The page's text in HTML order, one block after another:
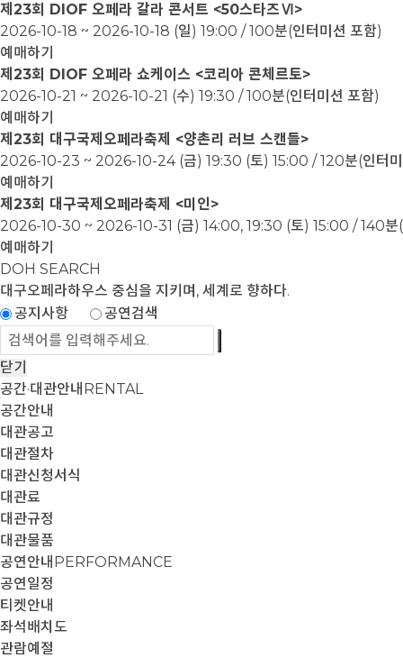
제23회 DIOF 오페라 갈라 콘서트 <50스타즈Ⅵ>
2026-10-18 ~ 2026-10-18 (일) 19:00 / 100분(인터미션 포함)
예매하기
제23회 DIOF 오페라 쇼케이스 <코리아 콘체르토>
2026-10-21 ~ 2026-10-21 (수) 19:30 / 100분(인터미션 포함)
예매하기
제23회 대구국제오페라축제 <양촌리 러브 스캔들>
2026-10-23 ~ 2026-10-24 (금) 19:30 (토) 15:00 / 120분(인터
예매하기
제23회 대구국제오페라축제 <미인>
2026-10-30 ~ 2026-10-31 (금) 14:00, 19:30 (토) 15:00 / 140분
예매하기
DOH SEARCH
대구오페라하우스 중심을 지키며, 세계로 향하다.
공지사항
공연검색
닫기
공간·대관안내 RENTAL
공간안내
대관공고
대관절차
대관신청서식
대관료
대관규정
대관물품
공연안내 PERFORMANCE
공연일정
티켓안내
좌석배치도
관람예절